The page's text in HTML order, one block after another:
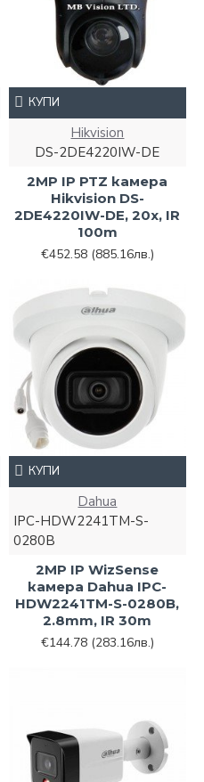
Hikvision
DS-2DE4220IW-DE
2MP IP PTZ камера
Hikvision DS-
2DE4220IW-DE, 20x, IR
100m
€452.58 (885.16лв.)
КУПИ
Dahua
IPC-HDW2241TM-S-
0280B
2MP IP WizSense
камера Dahua IPC-
HDW2241TM-S-0280B,
2.8mm, IR 30m
€144.78 (283.16лв.)
КУПИ